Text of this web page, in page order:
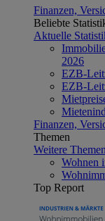
Finanzen,
Beliebte
Aktuelle
2026
EZB-
EZB-
Finanzen,
Themen
Weitere Themen
Wohnen
Top Report